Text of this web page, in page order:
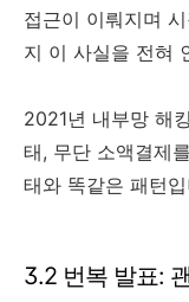
접근이 이뤄지며
지 이 사실을 전혀
2021년 내부망 해
태, 무단 소액결제
태와 똑같은 패턴
3.2 번복 발표: